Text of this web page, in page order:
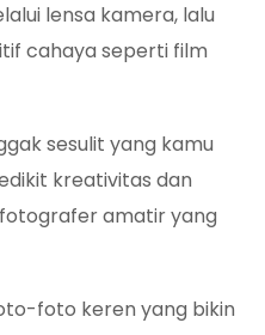
lensa kamera, lalu
cahaya seperti film
sesulit yang kamu
kreativitas dan
amatir yang
foto keren yang bikin